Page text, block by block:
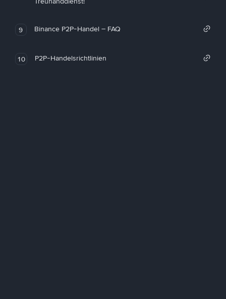
9 Binance P2P-Handel – FAQ
10 P2P-Handelsrichtlinien